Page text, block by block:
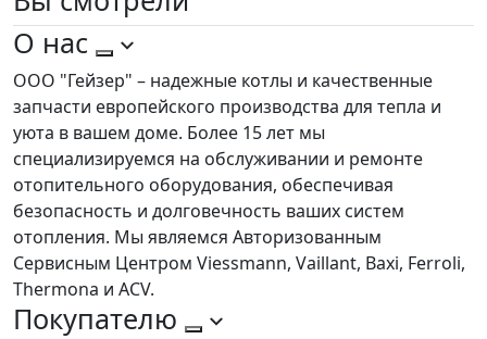
О нас
ООО "Гейзер" – надежные котлы и качественные
запчасти европейского производства для тепла и
уюта в вашем доме. Более 15 лет мы
специализируемся на обслуживании и ремонте
отопительного оборудования, обеспечивая
безопасность и долговечность ваших систем
отопления. Мы являемся Авторизованным
Сервисным Центром Viessmann, Vaillant, Baxi, Ferroli,
Thermona и ACV.
Покупателю